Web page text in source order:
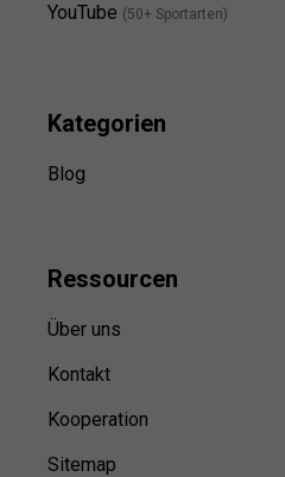
YouTube (50+ Sportarten)
Kategorien
Blog
Ressourcen
Über uns
Kontakt
Kooperation
Sitemap